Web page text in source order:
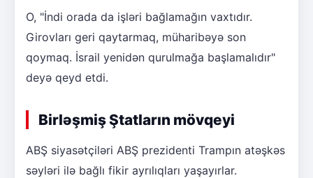
O, "İndi orada da işləri bağlamağın vaxtıdır.
Girovları geri qaytarmaq, müharibəyə son
qoymaq. İsrail yenidən qurulmağa başlamalıdır"
deyə qeyd etdi.
Birləşmiş Ştatların mövqeyi
ABŞ siyasətçiləri ABŞ prezidenti Trampın atəşkəs
səyləri ilə bağlı fikir ayrılıqları yaşayırlar.